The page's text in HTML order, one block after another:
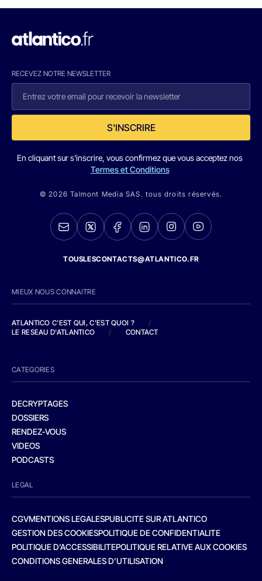
RECEVEZ NOTRE NEWSLETTER
S'INSCRIRE
En cliquant sur s'inscrire, vous confirmez que vous acceptez nos
Termes et Conditions
© 2026 Talmont Media SAS. tous droits réservés.
TOUSLESCONTACTS@ATLANTICO.FR
MIEUX NOUS CONNAITRE
ATLANTICO C'EST QUI, C'EST QUOI ?
/
LE RESEAU D'ATLANTICO
/ CONTACT
CATEGORIES
DECRYPTAGES
DOSSIERS
RENDEZ-VOUS
VIDEOS
PODCASTS
LEGAL
CGVMENTIONS LEGALESPUBLICITE SUR ATLANTICO
GESTION DES COOKIESPOLITIQUE DE CONFIDENTIALITE
POLITIQUE D’ACCESSIBILITEPOLITIQUE RELATIVE AUX COOKIES
CONDITIONS GENERALES D’UTILISATION